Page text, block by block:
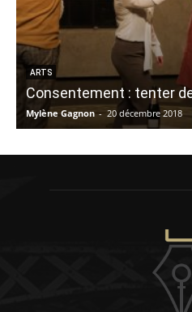
ARTS
Consentement : tenter
Mylène Gagnon - 20 décembre 2018